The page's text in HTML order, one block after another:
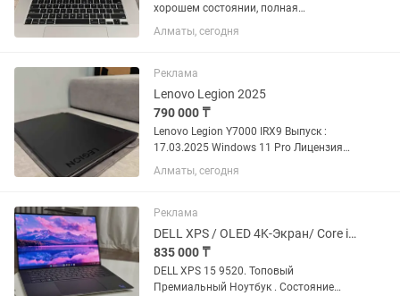
хорошем состоянии, полная
комплектация все имеется: коробка,
зарядка Процессор Intel icore i7 ОЗУ
Алматы, сегодня
Реклама
Lenovo Legion 2025
790 000 ₸
Lenovo Legion Y7000 IRX9 Выпуск :
17.03.2025 Windows 11 Pro Лицензия
Microsoft Лицензия Процессор: Intel
Core i7-13650HX Архитектура: 14 ядер /
2.6 ГГц Турбо:...
Алматы, сегодня
Реклама
DELL XPS / OLED 4K-Экран/ Core i9-12/ Озу-32/ RTX/ Сенсорный
835 000 ₸
DELL XPS 15 9520. Топовый
Премиальный Ноутбук . Состояние